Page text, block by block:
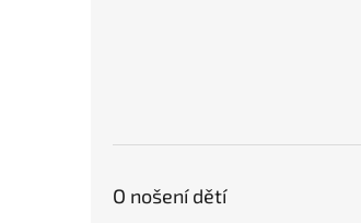
O nošení dětí